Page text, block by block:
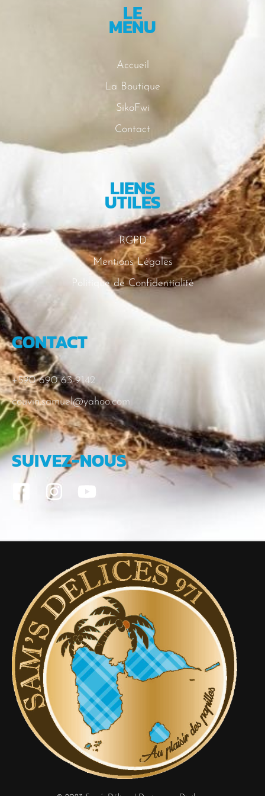
LE
MENU
Accueil
La Boutique
SikoFwi
Contact
LIENS
UTILES
RGPD
Mentions Légales
Politique de Confidentialité
CONTACT
+590 690 63-9142
couvin.samuel@yahoo.com
SUIVEZ-NOUS